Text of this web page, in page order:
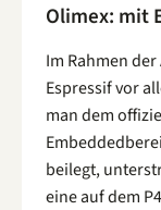
Olimex: mit
Im Rahmen
Espressif vor
man dem
beilegt,
eine auf dem